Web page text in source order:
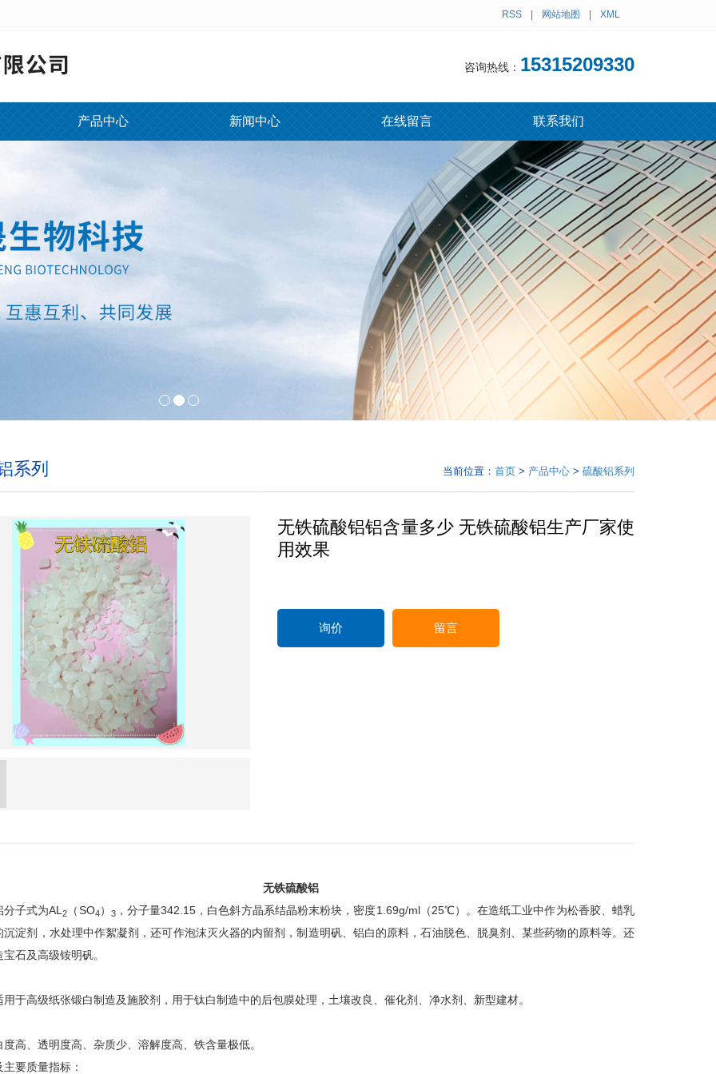
RSS 网站地图 XML
咨询热线： 15315209330
产品中心 新闻中心 在线留言 联系我们
系列 当前位置： 首页 > 产品中心 > 硫酸铝系列
无铁硫酸铝铝含量多少 无铁硫酸铝生产厂家使
用效果
询价 留言
无铁硫酸铝
分子式为AL2 （SO4 ） 3，分子量342.15 ，白色斜方晶系结晶粉末粉块，密度1.69g/ml（25℃）。在造纸工业中作为松香胶、蜡乳
沉淀剂，水处理中作絮凝剂，还可作泡沫灭火器的内留剂，制造明矾、铝白的原料，石油脱色、脱臭剂、某些药物的原料等。还
石及高级铵明矾。
用于高级纸张锻白制造及施胶剂，用于钛白制造中的后包膜处理，土壤改良、催化剂、净水剂、新型建材。
度高、透明度高、杂质少、溶解度高、铁含量极低。
要质量指标：